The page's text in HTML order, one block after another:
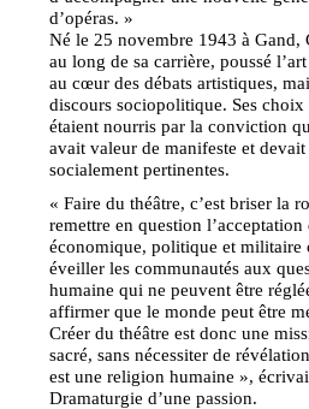
d’opéras. »
Né le 25 novembre 1943 à Gand,
au long de sa carrière, poussé
au cœur des débats artistiques,
discours sociopolitique. Ses
étaient nourris par la conviction
avait valeur de manifeste et
socialement pertinentes.
« Faire du théâtre, c’est briser la
remettre en question
économique, politique et militaire
éveiller les communautés aux
humaine qui ne peuvent être
affirmer que le monde peut être
Créer du théâtre est donc une
sacré, sans nécessiter de
est une religion humaine »,
Dramaturgie d’une passion.